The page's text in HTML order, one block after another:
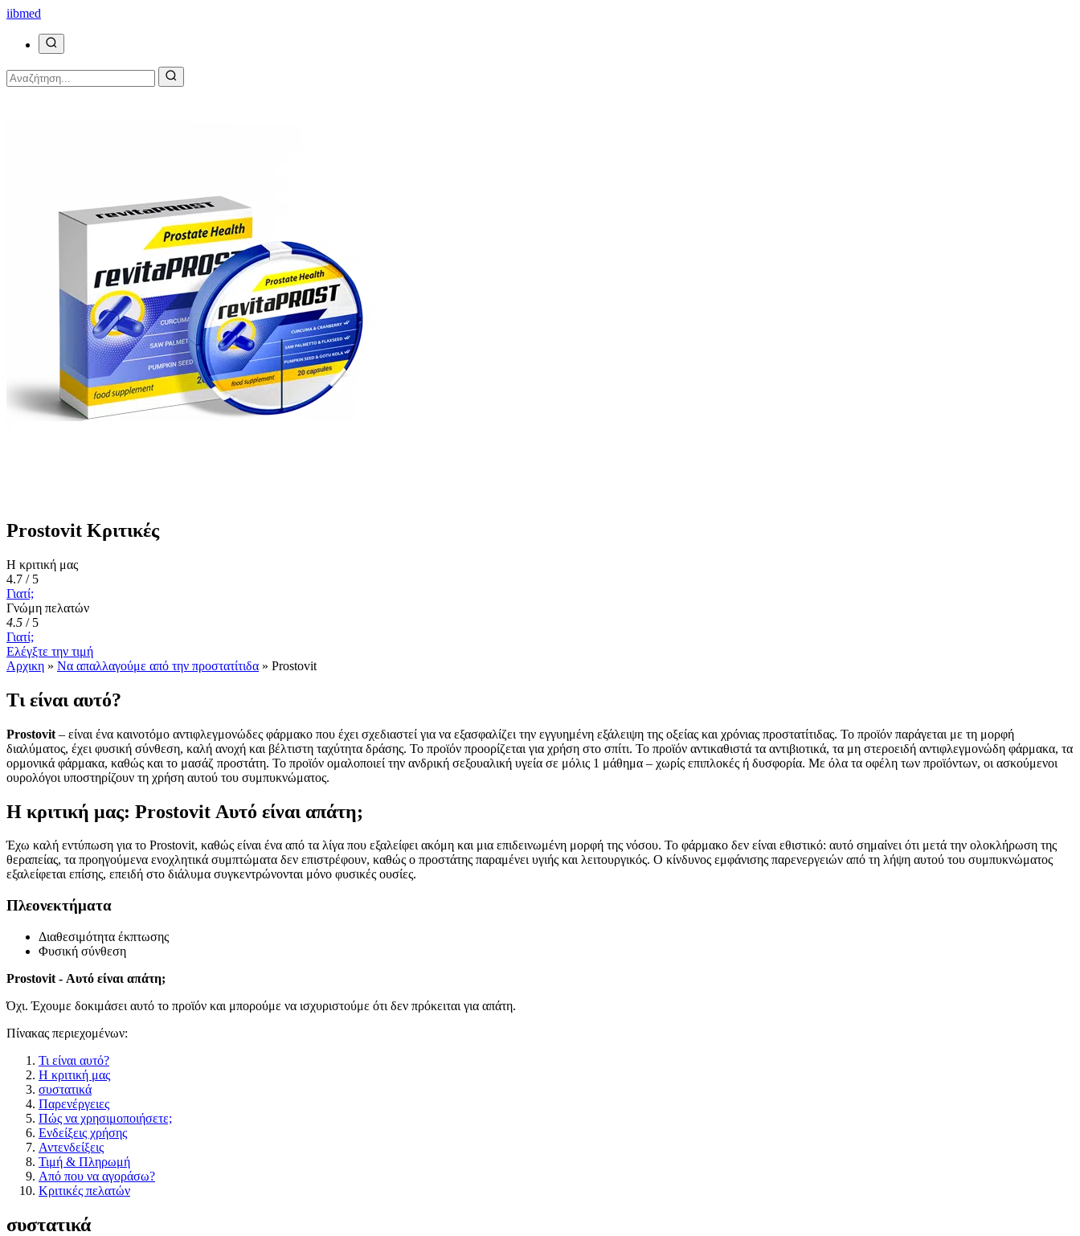
iibmed
Prostovit Κριτικές
Η κριτική μας
4.7 / 5
Γιατί;
Γνώμη πελατών
4.5 / 5
Γιατί;
Ελέγξτε την τιμή
Αρχικη » Να απαλλαγούμε από την προστατίτιδα » Prostovit
Τι είναι αυτό?
Prostovit – είναι ένα καινοτόμο αντιφλεγμονώδες φάρμακο που έχει σχεδιαστεί για να εξασφαλίζει την εγγυημένη εξάλειψη της οξείας και χρόνιας προστατίτιδας. Το προϊόν παράγεται με τη μορφή
διαλύματος, έχει φυσική σύνθεση, καλή ανοχή και βέλτιστη ταχύτητα δράσης. Το προϊόν προορίζεται για χρήση στο σπίτι. Το προϊόν αντικαθιστά τα αντιβιοτικά, τα μη στεροειδή αντιφλεγμονώδη φάρμακα, τα
ορμονικά φάρμακα, καθώς και το μασάζ προστάτη. Το προϊόν ομαλοποιεί την ανδρική σεξουαλική υγεία σε μόλις 1 μάθημα – χωρίς επιπλοκές ή δυσφορία. Με όλα τα οφέλη των προϊόντων, οι ασκούμενοι
ουρολόγοι υποστηρίζουν τη χρήση αυτού του συμπυκνώματος.
Η κριτική μας: Prostovit Αυτό είναι απάτη;
Έχω καλή εντύπωση για το Prostovit, καθώς είναι ένα από τα λίγα που εξαλείφει ακόμη και μια επιδεινωμένη μορφή της νόσου. Το φάρμακο δεν είναι εθιστικό: αυτό σημαίνει ότι μετά την ολοκλήρωση της
θεραπείας, τα προηγούμενα ενοχλητικά συμπτώματα δεν επιστρέφουν, καθώς ο προστάτης παραμένει υγιής και λειτουργικός. Ο κίνδυνος εμφάνισης παρενεργειών από τη λήψη αυτού του συμπυκνώματος
εξαλείφεται επίσης, επειδή στο διάλυμα συγκεντρώνονται μόνο φυσικές ουσίες.
Πλεονεκτήματα
Διαθεσιμότητα έκπτωσης
Φυσική σύνθεση
Prostovit - Αυτό είναι απάτη;
Όχι. Έχουμε δοκιμάσει αυτό το προϊόν και μπορούμε να ισχυριστούμε ότι δεν πρόκειται για απάτη.
Πίνακας περιεχομένων:
Τι είναι αυτό?
Η κριτική μας
συστατικά
Παρενέργειες
Πώς να χρησιμοποιήσετε;
Ενδείξεις χρήσης
Αντενδείξεις
Τιμή & Πληρωμή
Από που να αγοράσω?
Κριτικές πελατών
συστατικά